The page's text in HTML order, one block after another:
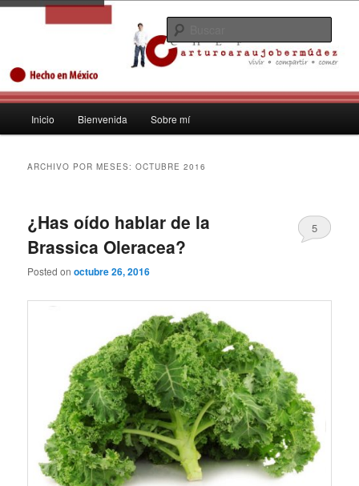
Ir
Ir
Arturo Araujo Bermúdez Huye de
Cancún empresario chef para
expandir gastronomía mexicana
2013
No soñaba con ser empresario, no… yo soñaba con ser Chef
principal
Inicio Bienvenida Sobre mí
ARCHIVO POR MESES:OCTUBRE 2016
¿Has oído hablar de la
Brassica Oleracea?
Posted onoctubre 26, 2016
5